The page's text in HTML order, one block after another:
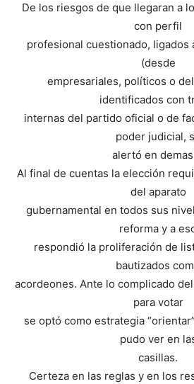
De los riesgos de que llegaran a
con perfil
profesional cuestionado, ligados
(desde
empresariales, políticos o
identificados con
internas del partido oficial o de
poder judicial,
alertó en
Al final de cuentas la elección
del aparato
gubernamental en todos sus
reforma y a
respondió la proliferación de
bautizados
acordeones. Ante lo complicado
para votar
se optó como estrategia
pudo ver en
casillas.
Certeza en las reglas y en los